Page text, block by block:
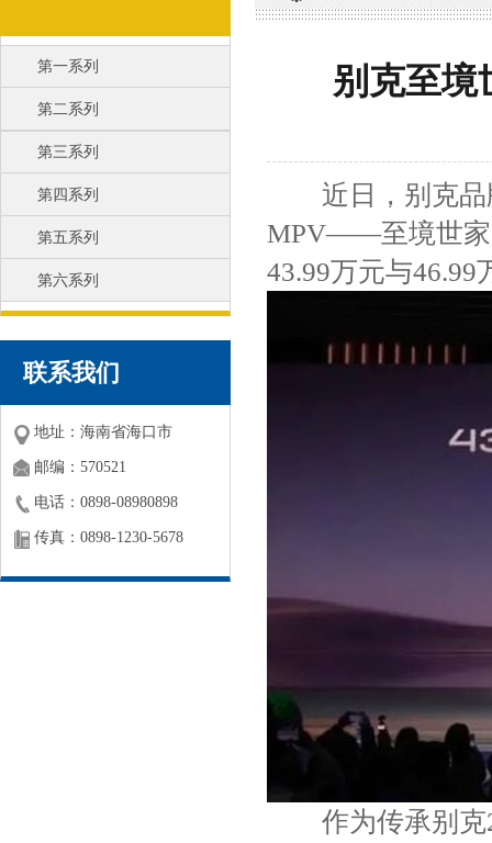
第一系列
第二系列
第三系列
第四系列
第五系列
第六系列
联系我们
地址：海南省海口市
邮编：570521
电话：0898-08980898
传真：0898-1230-5678
别克至境
近日，别克品
MPV——至境世家
43.99万元与46.99
作为传承别克